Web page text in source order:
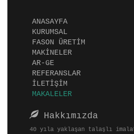
ANASAYFA(current)
KURUMSAL
FASON ÜRETİM
MAKİNELER(current)
AR-GE(current)
REFERANSLAR(current)
İLETİŞİM
MAKALELER(current)
Hakkımızda
40 yıla yaklaşan talaşlı